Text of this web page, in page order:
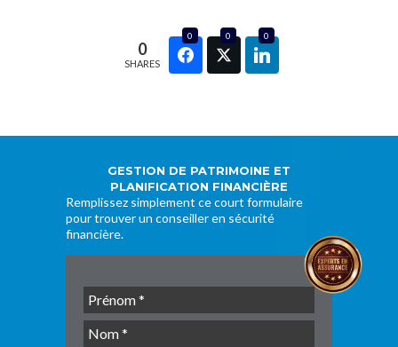
0
SHARES
0 0 0
GESTION DE PATRIMOINE ET
PLANIFICATION FINANCIÈRE
Remplissez simplement ce court formulaire
pour trouver un conseiller en sécurité
financière.